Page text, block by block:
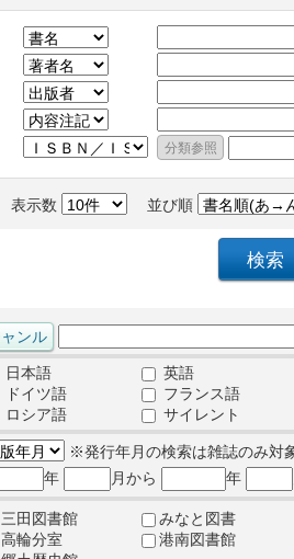
表示数 並び順
日本語
英語
ドイツ語
フランス語
ロシア語
サイレント
※発行年月の検索は雑誌のみ対
年
月から 年
三田図書館
みなと図書
高輪分室
港南図書館